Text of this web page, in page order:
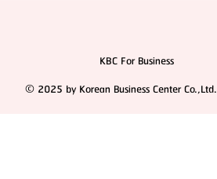
KBC For Business
© 2025 by Korean Business Center Co.,Ltd.